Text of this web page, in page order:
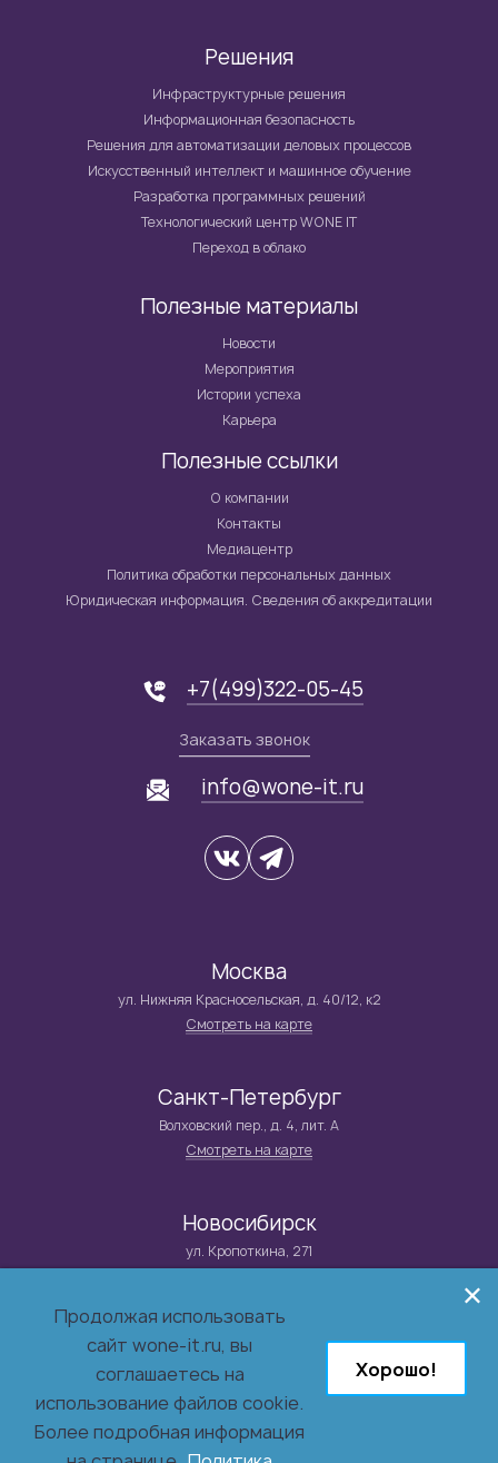
Решения
Инфраструктурные решения
Информационная безопасность
Решения для автоматизации деловых процессов
Искусственный интеллект и машинное обучение
Разработка программных решений
Технологический центр WONE IT
Переход в облако
Полезные материалы
Новости
Мероприятия
Истории успеха
Карьера
Полезные ссылки
О компании
Контакты
Медиацентр
Политика обработки персональных данных
Юридическая информация. Сведения об аккредитации
+7(499)322-05-45
Заказать звонок
info@wone-it.ru
Москва
ул. Нижняя Красносельская, д. 40/12, к2
Смотреть на карте
Санкт-Петербург
Волховский пер., д. 4, лит. А
Смотреть на карте
Новосибирск
ул. Кропоткина, 271
© 2026 Группа компаний WONE IT
Системный интегратор и поставщик решений в сфере
инфраструктуры, бизнес-приложений и заказной разработки.
Продолжая использовать
сайт wone-it.ru, вы
соглашаетесь на
использование файлов cookie.
Более подробная информация
Хорошо!